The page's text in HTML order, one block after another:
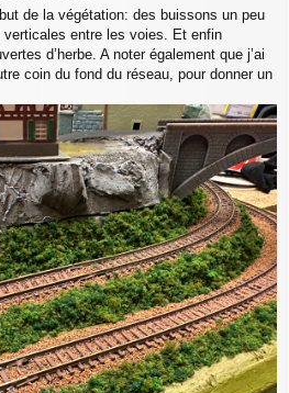
de la végétation: des buissons un peu
entre les voies. Et enfin
d’herbe. A noter également que j’ai
coin du fond du réseau, pour donner un